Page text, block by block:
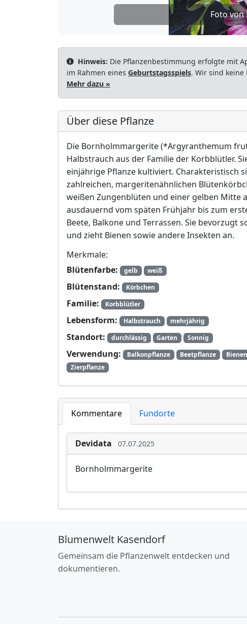
Foto von
Hinweis: Die Pflanzenbestimmung erfolgte mit
im Rahmen eines Geburtstagsspiels. Wir sind
Mehr dazu »
Über diese Pflanze
Die Bornholmmargerite (*Argyranthemum
Halbstrauch aus der Familie der Korbblütler.
einjährige Pflanze kultiviert. Charakteristisch
zahlreichen, margeritenähnlichen
weißen Zungenblüten und einer gelben Mitte
ausdauernd vom späten Frühjahr bis zum
Beete, Balkone und Terrassen. Sie bevorzugt
und zieht Bienen sowie andere Insekten an.
Merkmale:
Blütenfarbe:
gelb weiß
Blütenstand: Körbchen
Familie: Korbblütler
Lebensform: Halbstrauch mehrjährig
Standort: durchlässig Garten Sonnig
Verwendung: Balkonpflanze Beetpflanze
Zierpflanze
Kommentare Fundorte
Devidata 07.07.2025
Bornholmmargerite
Blumenwelt Kasendorf
Gemeinsam die Pflanzenwelt entdecken und
dokumentieren.